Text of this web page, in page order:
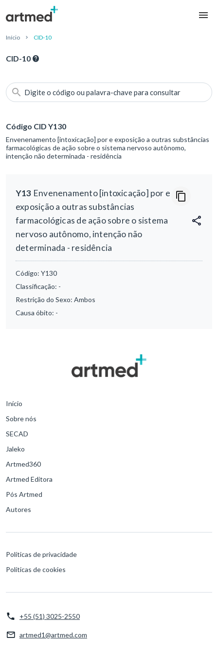
Início CID-10
CID-10
Digite o código ou palavra-chave para consultar
Código CID Y130
Envenenamento [intoxicação] por e exposição a outras substâncias
farmacológicas de ação sobre o sistema nervoso autônomo,
intenção não determinada - residência
Y13 Envenenamento [intoxicação] por e
exposição a outras substâncias
farmacológicas de ação sobre o sistema
nervoso autônomo, intenção não
determinada - residência
Código: Y130
Classificação: -
Restrição do Sexo: Ambos
Causa óbito: -
Início
Sobre nós
SECAD
Jaleko
Artmed360
Artmed Editora
Pós Artmed
Autores
Políticas de privacidade
Políticas de cookies
+55 (51) 3025-2550
artmed1@artmed.com